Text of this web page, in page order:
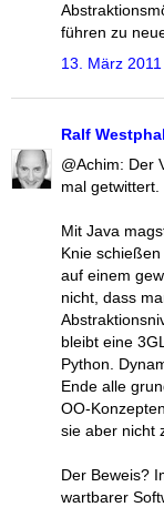
führen zu
13. März
Ralf
@Achim: Der
mal getwittert.
Mit Java
Knie
auf einem
nicht, dass
bleibt eine
Python.
Ende alle
OO-
sie aber nicht
Der Beweis?
wartbarer